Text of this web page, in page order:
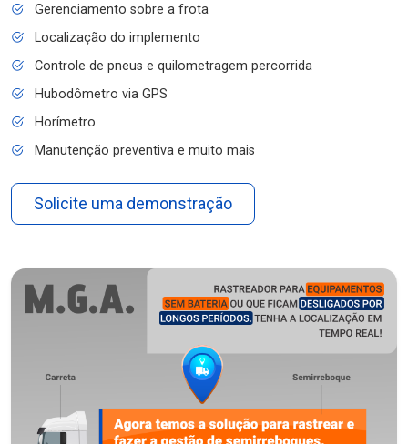
Gerenciamento sobre a frota
Localização do implemento
Controle de pneus e quilometragem percorrida
Hubodômetro via GPS
Horímetro
Manutenção preventiva e muito mais
Solicite uma demonstração